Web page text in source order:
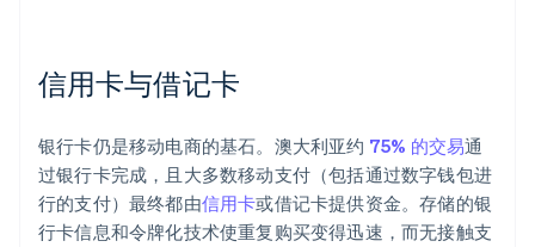
信用卡与借记卡
银行卡仍是移动电商的基石。澳大利亚约 75% 的交易通
过银行卡完成，且大多数移动支付（包括通过数字钱包进
行的支付）最终都由信用卡或借记卡提供资金。存储的银
行卡信息和令牌化技术使重复购买变得迅速，而无接触支